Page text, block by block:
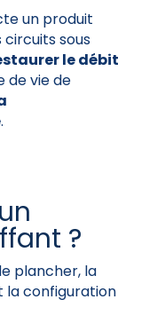
un produit
sous
le débit
de vie de
.
?
plancher, la
la configuration